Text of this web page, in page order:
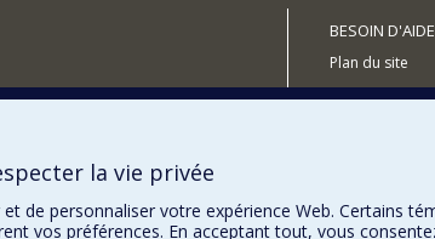
soutenir le Département?
BESOIN
Plan du site
Signaler une
la vie privée
de personnaliser votre expérience Web. Certains
vos préférences. En acceptant tout, vous